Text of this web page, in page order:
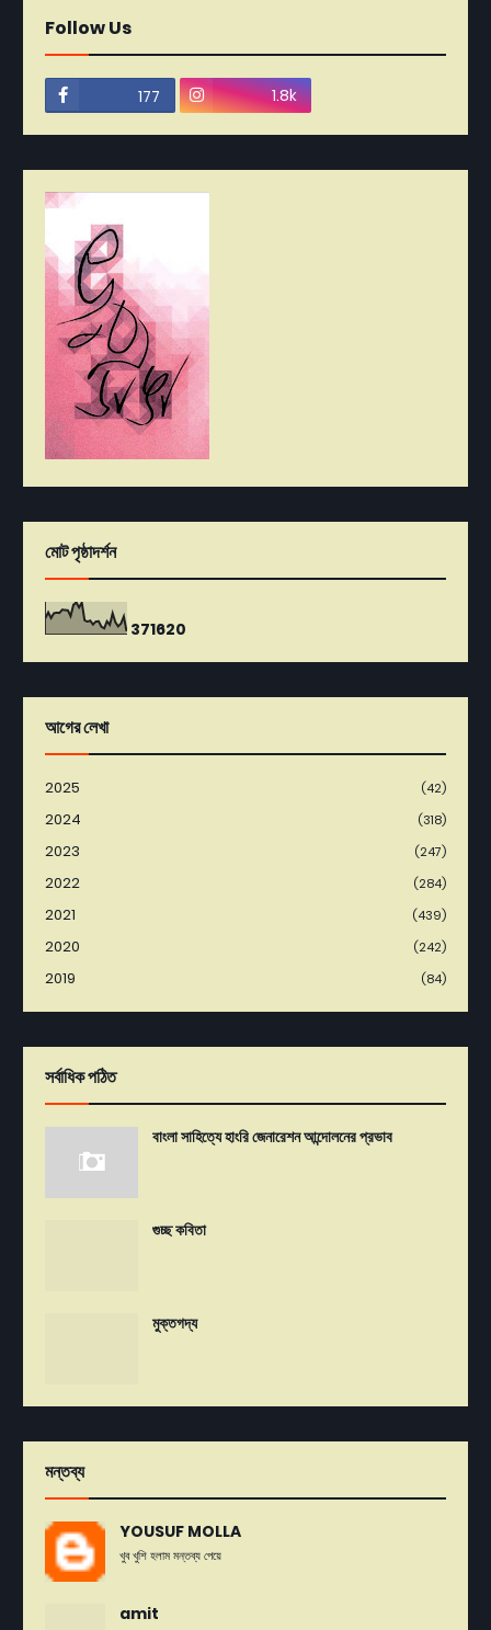
Follow Us
177 1.8k
মোট পৃষ্ঠাদর্শন
371620
আগের লেখা
2025 (42)
2024 (318)
2023 (247)
2022 (284)
2021 (439)
2020 (242)
2019 (84)
সর্বাধিক পঠিত
বাংলা সাহিত্যে হাংরি জেনারেশন আন্দোলনের প্রভাব
গুচ্ছ কবিতা
মুক্তগদ্য
মন্তব্য
YOUSUF MOLLA
খুব খুশি হলাম মন্তব্য পেয়ে
amit